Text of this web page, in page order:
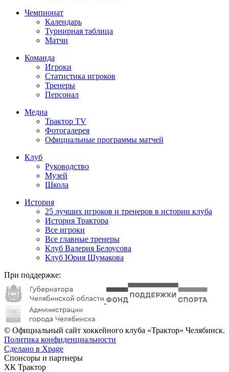
Чемпионат
Календарь
Турнирная таблица
Матчи
Команда
Игроки
Статистика игроков
Тренеры
Персонал
Медиа
Трактор TV
Фотогалерея
Официальные программы матчей
Клуб
Руководство
Музей
Школа
История
25 лучших игроков и тренеров в истории клуба
История Трактора
Все игроки
Все главные тренеры
Клуб Валерия Белоусова
Клуб Юрия Шумакова
При поддержке:
© Официальный сайт хоккейного клуба «Трактор» Челябинск.
Политика конфиденциальности
Сделано в Xpage
Спонсоры и партнеры
ХК Трактор